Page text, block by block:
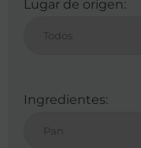
Lugar de origen:
Ingredientes: